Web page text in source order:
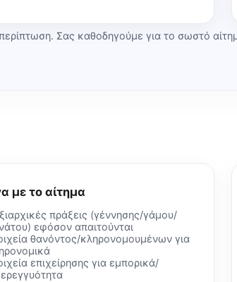
Σας καθοδηγούμε για το σωστό
με το αίτημα
πράξεις (γέννησης/γάμου/
εφόσον απαιτούνται
θανόντος/κληρονομουμένων για
επιχείρησης για εμπορικά/